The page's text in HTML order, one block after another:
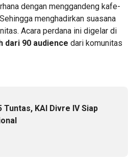
dengan menggandeng kafe-
menghadirkan suasana
Acara perdana ini digelar di
dari 90 audience dari komunitas
KAI Divre IV Siap